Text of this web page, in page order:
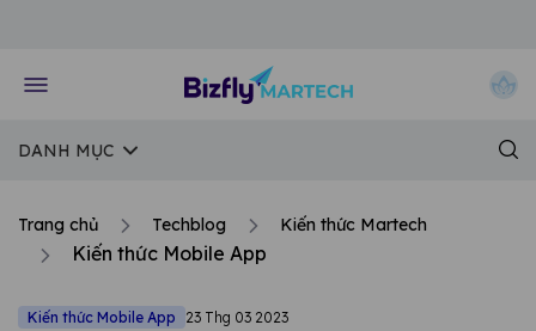
DANH MỤC
Trang chủ Techblog Kiến thức Martech
Kiến thức Mobile App
Kiến thức Mobile App 23 Thg 03 2023